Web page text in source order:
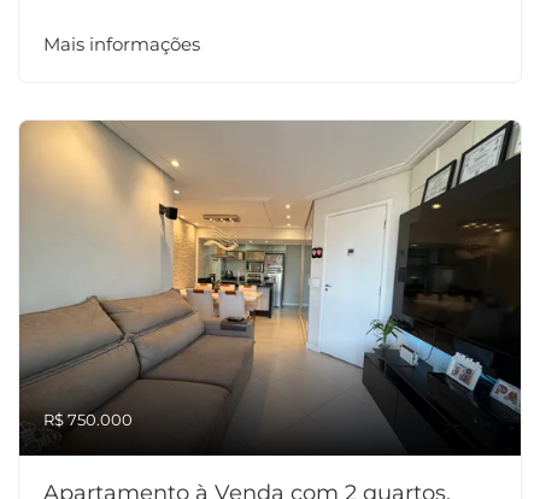
Mais informações
R$ 750.000
Apartamento à Venda com 2 quartos,